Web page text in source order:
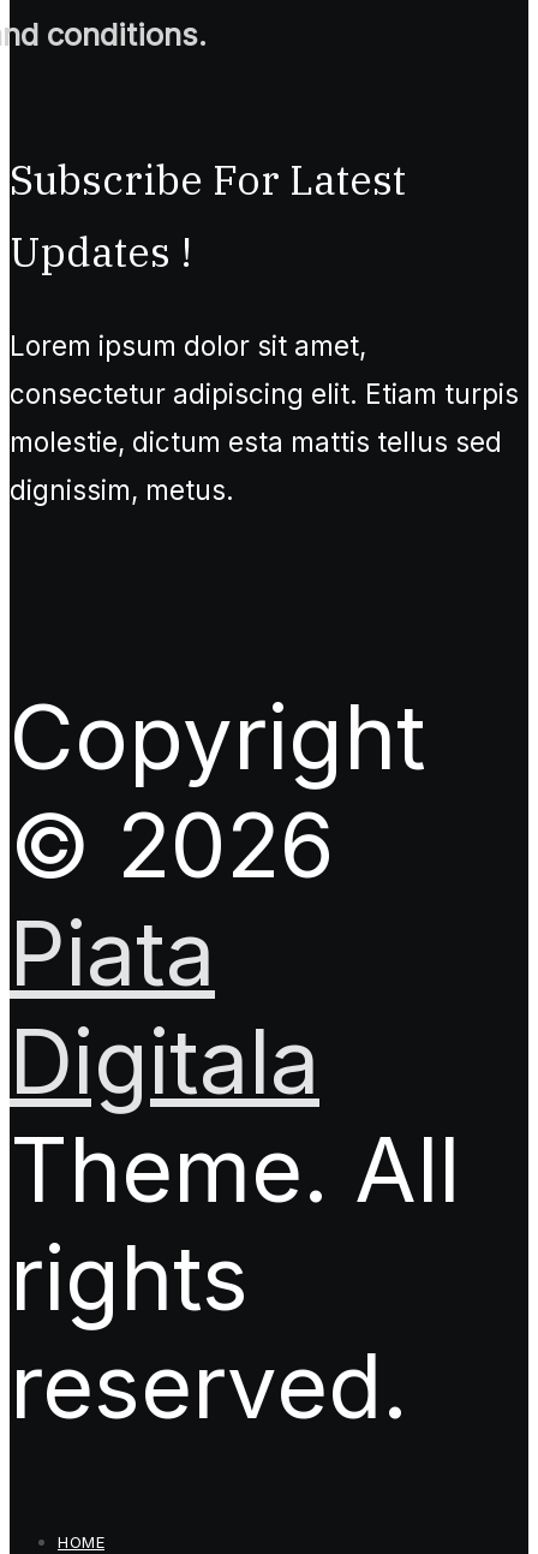
conditions.
Subscribe For Latest
Updates !
Lorem ipsum dolor sit amet,
consectetur adipiscing elit. Etiam turpis
molestie, dictum esta mattis tellus sed
dignissim, metus.
Copyright
© 2026
Piata
Digitala
Theme. All
rights
reserved.
HOME